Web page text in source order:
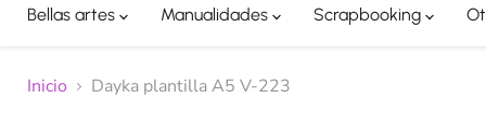
Bellas artes Manualidades Scrapbooking
Inicio Dayka plantilla A5 V-223